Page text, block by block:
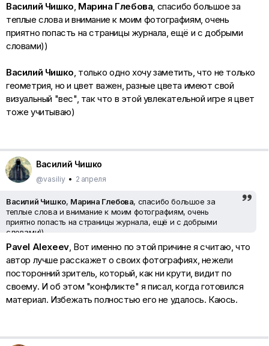
Василий Чишко, Марина Глебова, спасибо большое за
теплые слова и внимание к моим фотографиям, очень
приятно попасть на страницы журнала, ещё и с добрыми
словами))
Василий Чишко, только одно хочу заметить, что не только
геометрия, но и цвет важен, разные цвета имеют свой
визуальный "вес", так что в этой увлекательной игре я цвет
тоже учитываю)
Василий Чишко
@vasiliy • 2 апреля
Василий Чишко, Марина Глебова, спасибо большое за
теплые слова и внимание к моим фотографиям, очень
приятно попасть на страницы журнала, ещё и с добрыми
словами))
Василий Чишко, только одно хочу заметить, что не только
геометрия, но и цвет важен, разные цвета имеют свой
визуальный "вес", так что в этой увлекательной игре я цвет
тоже учитываю)
Pavel Alexeev, Вот именно по этой причине я считаю, что
автор лучше расскажет о своих фотографиях, нежели
посторонний зритель, который, как ни крути, видит по
своему. И об этом "конфликте" я писал, когда готовился
материал. Избежать полностью его не удалось. Каюсь.